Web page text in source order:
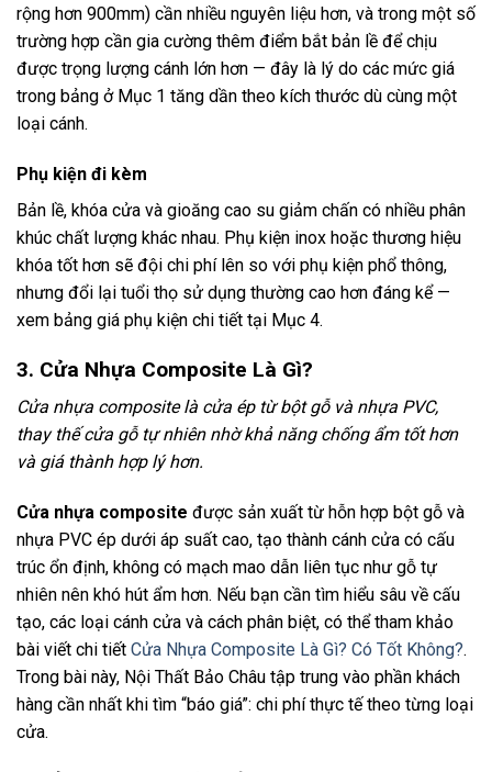
rộng hơn 900mm) cần nhiều nguyên liệu hơn, và trong một số
trường hợp cần gia cường thêm điểm bắt bản lề để chịu
được trọng lượng cánh lớn hơn — đây là lý do các mức giá
trong bảng ở Mục 1 tăng dần theo kích thước dù cùng một
loại cánh.
Phụ kiện đi kèm
Bản lề, khóa cửa và gioăng cao su giảm chấn có nhiều phân
khúc chất lượng khác nhau. Phụ kiện inox hoặc thương hiệu
khóa tốt hơn sẽ đội chi phí lên so với phụ kiện phổ thông,
nhưng đổi lại tuổi thọ sử dụng thường cao hơn đáng kể —
xem bảng giá phụ kiện chi tiết tại Mục 4.
3. Cửa Nhựa Composite Là Gì?
Cửa nhựa composite là cửa ép từ bột gỗ và nhựa PVC,
thay thế cửa gỗ tự nhiên nhờ khả năng chống ẩm tốt hơn
và giá thành hợp lý hơn.
Cửa nhựa composite được sản xuất từ hỗn hợp bột gỗ và
nhựa PVC ép dưới áp suất cao, tạo thành cánh cửa có cấu
trúc ổn định, không có mạch mao dẫn liên tục như gỗ tự
nhiên nên khó hút ẩm hơn. Nếu bạn cần tìm hiểu sâu về cấu
tạo, các loại cánh cửa và cách phân biệt, có thể tham khảo
bài viết chi tiết Cửa Nhựa Composite Là Gì? Có Tốt Không?.
Trong bài này, Nội Thất Bảo Châu tập trung vào phần khách
hàng cần nhất khi tìm “báo giá”: chi phí thực tế theo từng loại
cửa.